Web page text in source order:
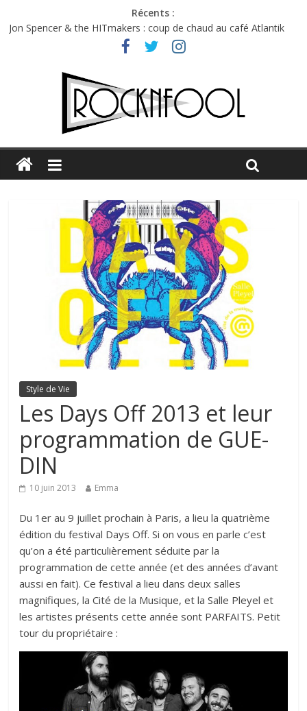
Récents :
Jon Spencer & the HITmakers : coup de chaud au café Atlantik
Hellfest 2026 vendredi : température et émotions en hausse
Hellfest 2026 jeudi : impossible de choisir entre chaleur et bonne
Première édition du Midgard Festival : entre bière, métal et
Charlie Puth à l’Olympia : la leçon de pop du Professeur Puth
Style de Vie
Les Days Off 2013 et leur
programmation de GUE-
DIN
10 juin 2013 Emma
Du 1er au 9 juillet prochain à Paris, a lieu la quatrième
édition du festival Days Off. Si on vous en parle c’est
qu’on a été particulièrement séduite par la
programmation de cette année (et des années d’avant
aussi en fait). Ce festival a lieu dans deux salles
magnifiques, la Cité de la Musique, et la Salle Pleyel et
les artistes présents cette année sont PARFAITS. Petit
tour du propriétaire :